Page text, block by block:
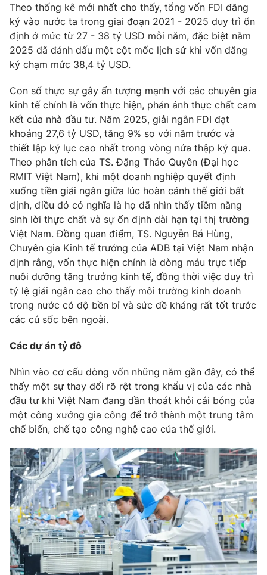
Thị trường
Tư vấn
Lịch phát sóng
Chuyên mục khác
Photo Infographic
Video Shorts video
VTV Money VTV Thể thao
VTV Sức khoẻ Bất động sản
Thị trường 24h Tấm lòng Việt
VTV4 Vươn mình bằng AI
VTV9
Liên hệ tòa soạn
THỜI BÁO VTV
Theo dõi báo trên
Cơ quan chủ quản:Đài Truyền hình Việt Nam
Cơ quan báo chí:Thời báo VTV
Giấy phép hoạt động báo in và báo điện tử số 483/GP-BTTTT
cấp ngày 29/12/2023
Tổng Biên tập:Vũ Thanh Thủy
Phó Tổng Biên tập:Nguyễn Thị Mỹ Hạnh, Phạm Quốc Thắng,
Theo thống kê mới nhất cho thấy, tổng vốn FDI đăng
ký vào nước ta trong giai đoạn 2021 - 2025 duy trì ổn
định ở mức từ 27 - 38 tỷ USD mỗi năm, đặc biệt năm
2025 đã đánh dấu một cột mốc lịch sử khi vốn đăng
ký chạm mức 38,4 tỷ USD.
Con số thực sự gây ấn tượng mạnh với các chuyên gia
kinh tế chính là vốn thực hiện, phản ánh thực chất cam
kết của nhà đầu tư. Năm 2025, giải ngân FDI đạt
khoảng 27,6 tỷ USD, tăng 9% so với năm trước và
thiết lập kỷ lục cao nhất trong vòng nửa thập kỷ qua.
Theo phân tích của TS. Đặng Thảo Quyên (Đại học
RMIT Việt Nam), khi một doanh nghiệp quyết định
xuống tiền giải ngân giữa lúc hoàn cảnh thế giới bất
định, điều đó có nghĩa là họ đã nhìn thấy tiềm năng
sinh lời thực chất và sự ổn định dài hạn tại thị trường
Việt Nam. Đồng quan điểm, TS. Nguyễn Bá Hùng,
Chuyên gia Kinh tế trưởng của ADB tại Việt Nam nhận
định rằng, vốn thực hiện chính là dòng máu trực tiếp
nuôi dưỡng tăng trưởng kinh tế, đồng thời việc duy trì
tỷ lệ giải ngân cao cho thấy môi trường kinh doanh
trong nước có độ bền bỉ và sức đề kháng rất tốt trước
các cú sốc bên ngoài.
Các dự án tỷ đô
Nhìn vào cơ cấu dòng vốn những năm gần đây, có thể
thấy một sự thay đổi rõ rệt trong khẩu vị của các nhà
đầu tư khi Việt Nam đang dần thoát khỏi cái bóng của
một công xưởng gia công để trở thành một trung tâm
chế biến, chế tạo công nghệ cao của thế giới.